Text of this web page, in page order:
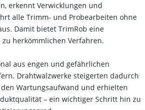
erkennt Verwicklungen und
alle Trimm- und Probearbeiten ohne
Damit bietet TrimRob eine
herkömmlichen Verfahren.
aus engen und gefährlichen
Drahtwalzwerke steigerten dadurch
Wartungsaufwand und erhielten
– ein wichtiger Schritt hin zu